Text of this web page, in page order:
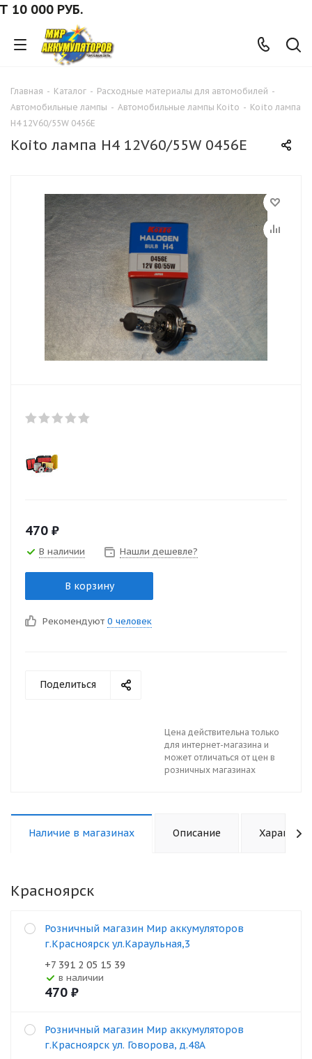
000 РУБ.
Главная - Каталог - Расходные материалы для автомобилей -
Автомобильные лампы - Автомобильные лампы Koito - Koito лампа
H4 12V60/55W 0456E
Koito лампа H4 12V60/55W 0456E
470 ₽
В наличии Нашли дешевле?
В корзину
Рекомендуют 0 человек
Поделиться
Цена действительна только
для интернет-магазина и
может отличаться от цен в
розничных магазинах
Наличие в магазинах Описание
Красноярск
Розничный магазин Мир аккумуляторов
г.Красноярск ул.Караульная,3
+7 391 2 05 15 39
В наличии
470 ₽
Розничный магазин Мир аккумуляторов
г.Красноярск ул. Говорова, д.48А